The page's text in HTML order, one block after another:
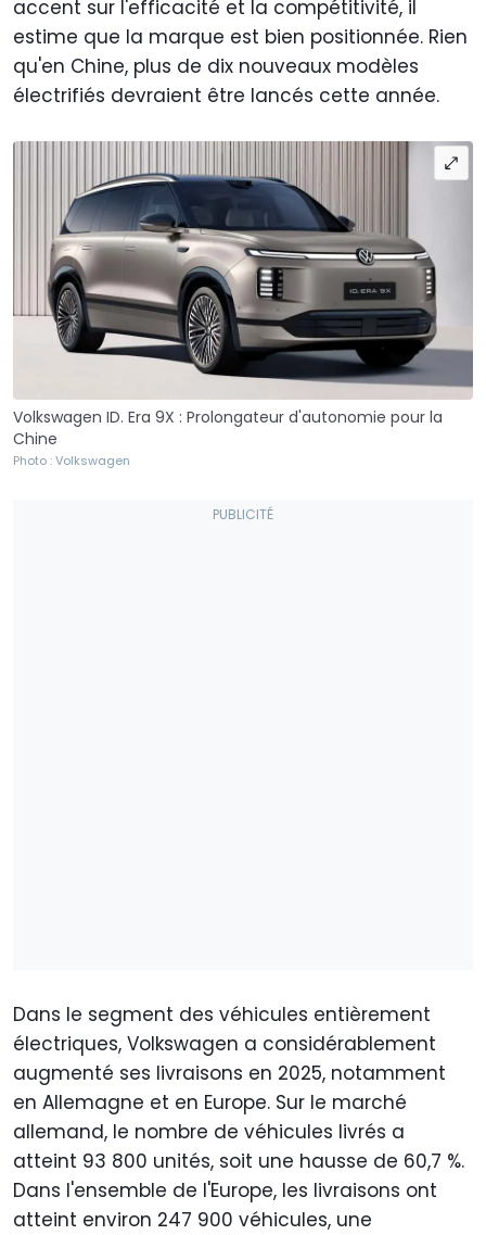
accent sur l'efficacité et la compétitivité, il
estime que la marque est bien positionnée. Rien
qu'en Chine, plus de dix nouveaux modèles
électrifiés devraient être lancés cette année.
Volkswagen ID. Era 9X : Prolongateur d'autonomie pour la
Chine
Photo : Volkswagen
Dans le segment des véhicules entièrement
électriques, Volkswagen a considérablement
augmenté ses livraisons en 2025, notamment
en Allemagne et en Europe. Sur le marché
allemand, le nombre de véhicules livrés a
atteint 93 800 unités, soit une hausse de 60,7 %.
Dans l'ensemble de l'Europe, les livraisons ont
atteint environ 247 900 véhicules, une